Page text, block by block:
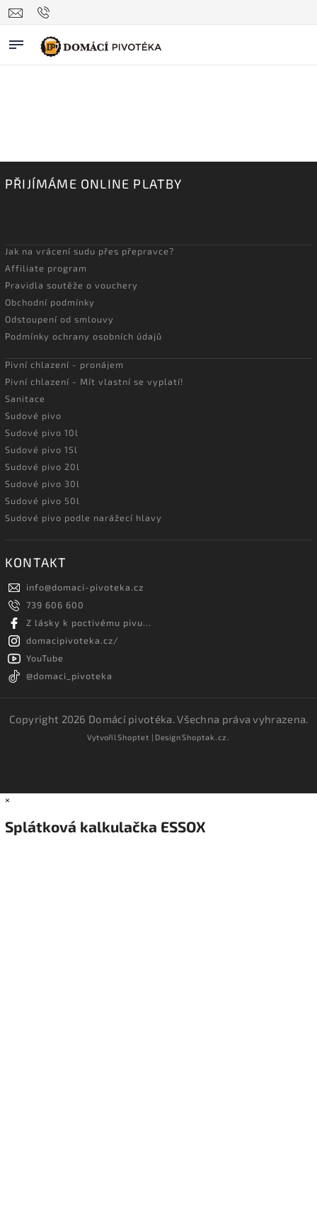
PŘIJÍMÁME ONLINE PLATBY
Jak na vrácení sudu přes přepravce?
Affiliate program
Pravidla soutěže o vouchery
Obchodní podmínky
Odstoupení od smlouvy
Podmínky ochrany osobních údajů
Pivní chlazení - pronájem
Pivní chlazení - Mít vlastní se vyplatí!
Sanitace
Sudové pivo
Sudové pivo 10l
Sudové pivo 15l
Sudové pivo 20l
Sudové pivo 30l
Sudové pivo 50l
Sudové pivo podle narážecí hlavy
KONTAKT
info@domaci-pivoteka.cz
739 606 600
Z lásky k poctivému pivu...
domacipivoteka.cz/
YouTube
@domaci_pivoteka
Copyright 2026 Domácí pivotéka. Všechna práva vyhrazena.
VytvořilShoptet | DesignShoptak.cz.
×
Splátková kalkulačka ESSOX